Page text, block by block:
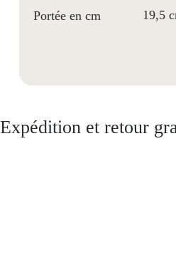
Portée en cm
19,5
Expédition et retour